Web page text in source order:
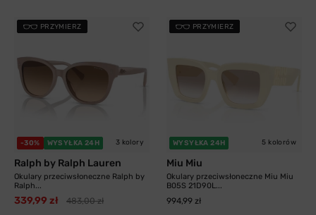
PRZYMIERZ
-30% WYSYŁKA 24H 3 kolory
Ralph by Ralph Lauren
Okulary przeciwsłoneczne Ralph by
Ralph...
339,99 zł 483,00 zł
PRZYMIERZ
WYSYŁKA 24H 5 kolorów
Miu Miu
Okulary przeciwsłoneczne Miu Miu
B05S 21D90L...
994,99 zł